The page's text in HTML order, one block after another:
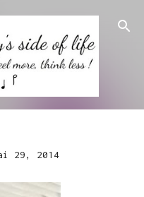
29, 2014